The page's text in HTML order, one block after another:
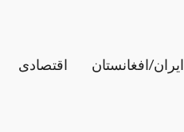
ایران/افغانستان اقتصادی